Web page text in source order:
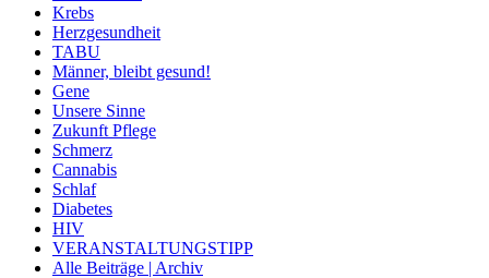
Krebs
Herzgesundheit
TABU
Männer, bleibt gesund!
Gene
Unsere Sinne
Zukunft Pflege
Schmerz
Cannabis
Schlaf
Diabetes
HIV
VERANSTALTUNGSTIPP
Alle Beiträge | Archiv